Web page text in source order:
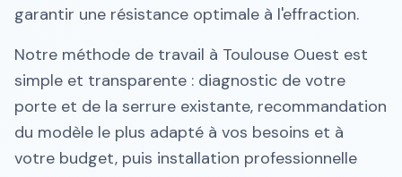
garantir une résistance optimale à l'effraction.
Notre méthode de travail à Toulouse Ouest est
simple et transparente : diagnostic de votre
porte et de la serrure existante, recommandation
du modèle le plus adapté à vos besoins et à
votre budget, puis installation professionnelle